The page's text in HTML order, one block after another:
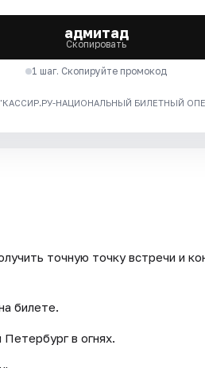
адмитад
Скопировать
1 шаг. Скопируйте промокод
НАЦИОНАЛЬНЫЙ БИЛЕТНЫЙ
точную точку встречи и
билете.
в огнях.